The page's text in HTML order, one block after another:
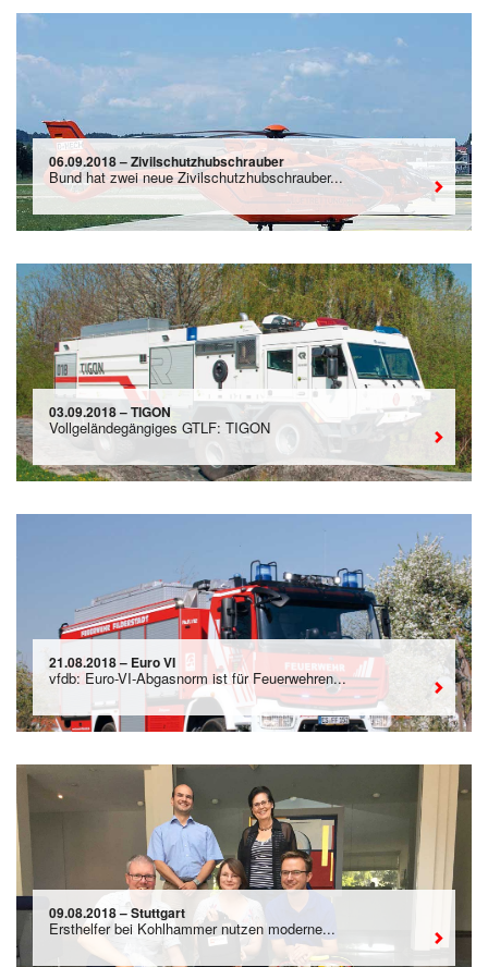
06.09.2018 – Zivilschutzhubschrauber
Bund hat zwei neue Zivilschutzhubschrauber...
03.09.2018 – TIGON
Vollgeländegängiges GTLF: TIGON
21.08.2018 – Euro VI
vfdb: Euro-VI-Abgasnorm ist für Feuerwehren...
09.08.2018 – Stuttgart
Ersthelfer bei Kohlhammer nutzen moderne...